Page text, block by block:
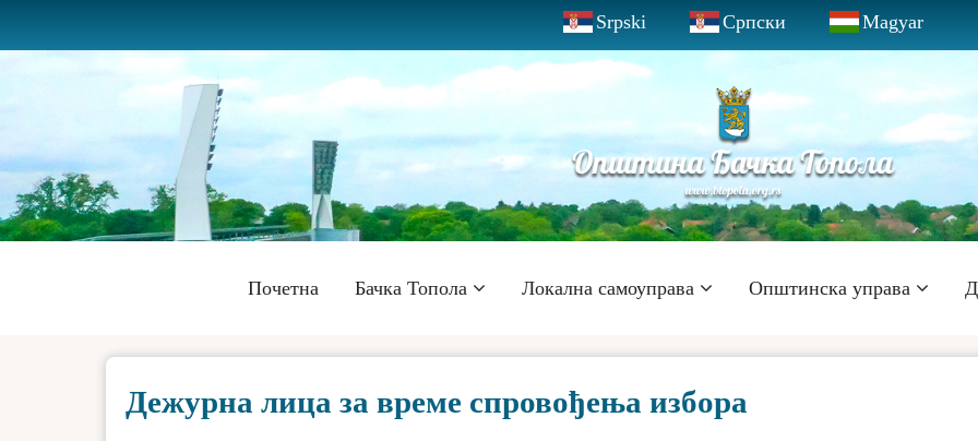
to
main
content
Srpski Српски Magyar
Главна
Почетна Бачка Топола Локална самоуправа Општинска управа
Дежурна лица за време спровођења избора